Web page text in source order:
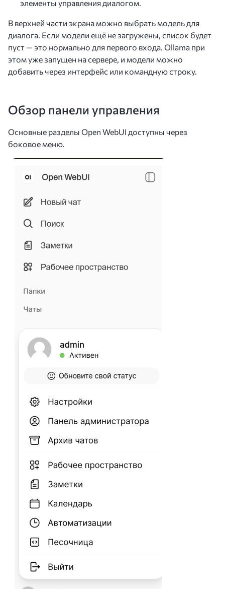
элементы управления диалогом.
В верхней части экрана можно выбрать модель для
диалога. Если модели ещё не загружены, список будет
пуст — это нормально для первого входа. Ollama при
этом уже запущен на сервере, и модели можно
добавить через интерфейс или командную строку.
Обзор панели управления
Основные разделы Open WebUI доступны через
боковое меню.